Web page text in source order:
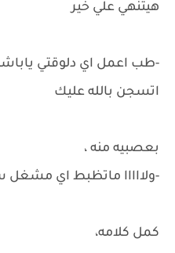
هيتنهي علي خير
-طب اعمل اي دلوقتي
اتسجن بالله عليك
بعصبيه منه ،
-ولااااا ماتظبط اي
كمل كلامه،